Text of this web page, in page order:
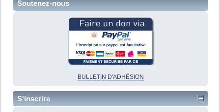
Soutenez-nous
BULLETIN D'ADHÉSION
S'inscrire